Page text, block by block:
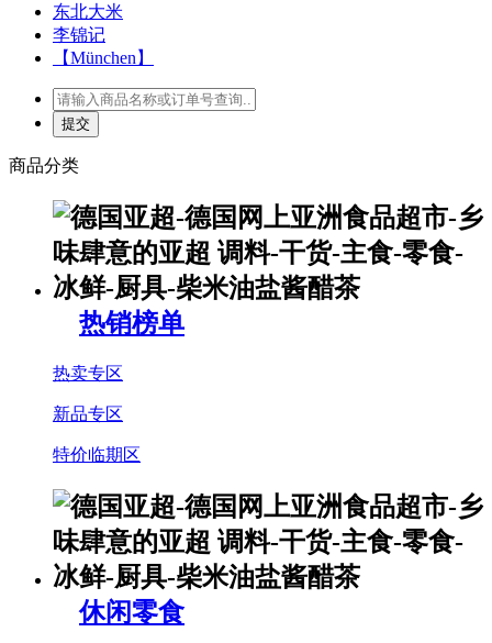
东北大米
李锦记
【München】
商品分类
热销榜单
热卖专区
新品专区
特价临期区
休闲零食